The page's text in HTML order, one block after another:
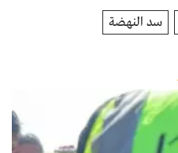
سد النهضة